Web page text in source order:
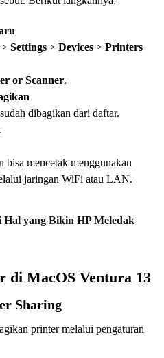
> Settings > Devices > Printers
or Scanner.
dibagikan dari daftar.
.
mencetak menggunakan
jaringan WiFi atau LAN.
yang Bikin HP Meledak
di MacOS Ventura 13
Sharing
printer melalui pengaturan